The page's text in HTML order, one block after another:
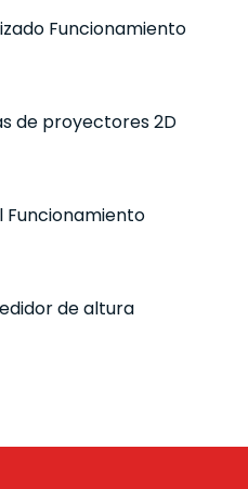
Funcionamiento
de proyectores 2D
Funcionamiento
de altura